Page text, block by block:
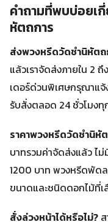
คำถามที่พบบ่อยเ
หัตถการ
ส่งพวงหรีดวัดชำนิหัตถ
แล้วเราจัดส่งภายใน 2
เดอร์ด่วนพิเศษกรุณาแ
รับสั่งตลอด 24 ชั่วโมงทุ
ราคาพวงหรีดวัดชำนิหัต
บาทรวมค่าจัดส่งแล้ว ไ
1200 บาท พวงหรีดพัดล
ขนาดและชนิดดอกไม้ที่เ
สั่งล่วงหน้าได้หรือไม่?